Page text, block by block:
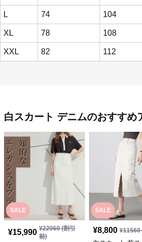
L 74 104
XL 78 108
XXL 82 112
白スカート デニムのおすすめ
SALE
¥15,990 ¥22060(割引
前)
SALE
¥8,800 ¥11560